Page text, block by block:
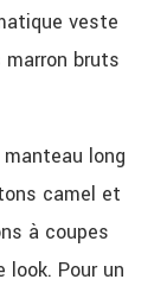
veste
bruts
long
camel et
à coupes
look. Pour un